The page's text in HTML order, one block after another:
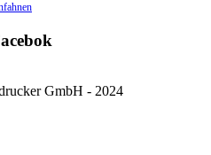
GmbH - 2024